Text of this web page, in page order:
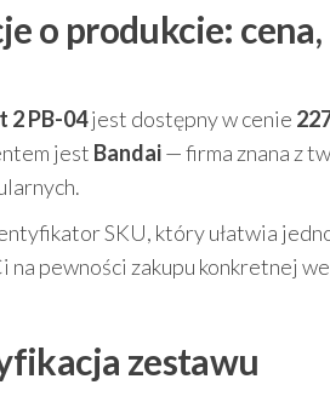
o produkcie:
2 PB-04jest dostępny w cenie
jest Bandai— firma znana z
SKU, który ułatwia
pewności zakupu konkretnej
zestawu